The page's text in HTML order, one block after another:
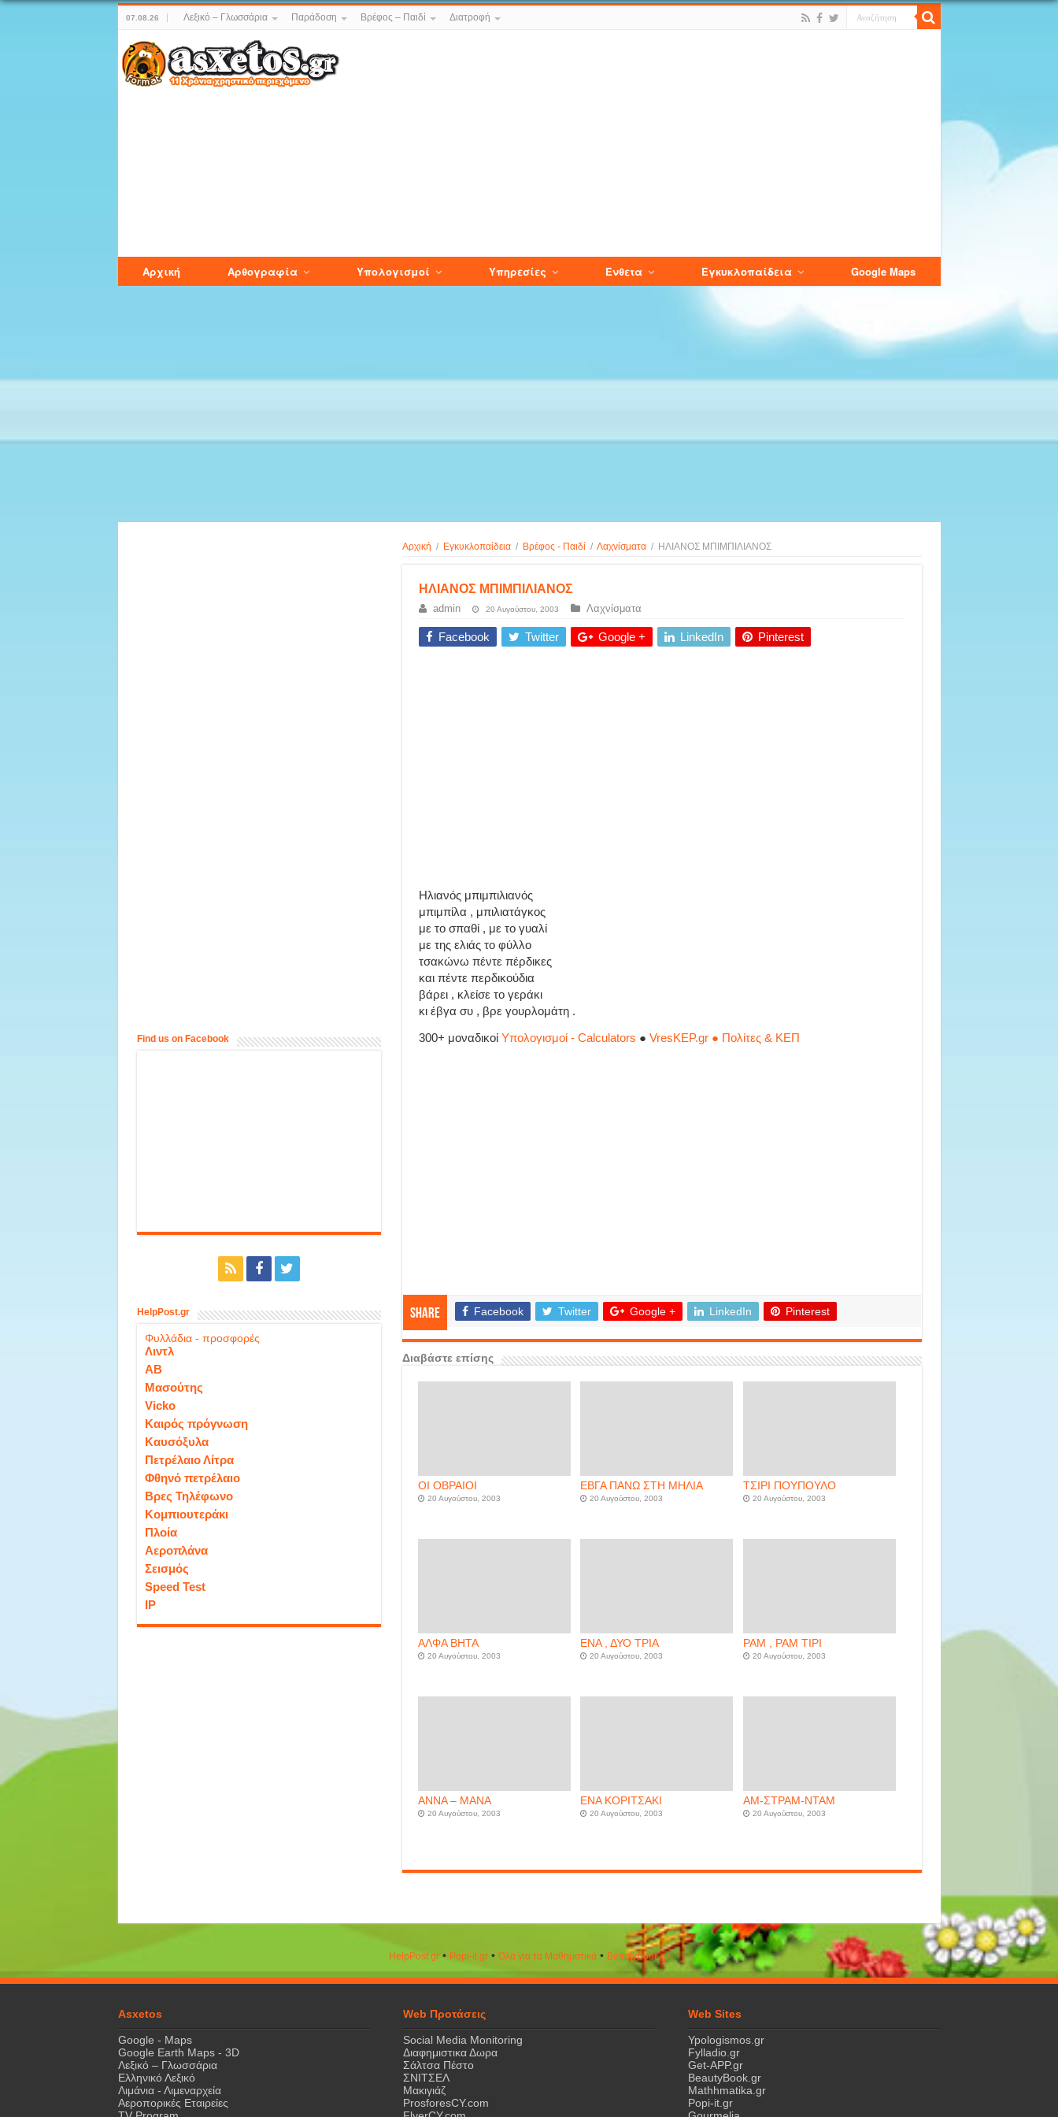
07.08.26 Λεξικό – Γλωσσάρια Παράδοση Βρέφος – Παιδί Διατροφή
Αρχική Αρθογραφία Υπολογισμοί Υπηρεσίες Ενθετα Εγκυκλοπαίδεια Google Maps
Αρχική / Εγκυκλοπαίδεια / Βρέφος - Παιδί / Λαχνίσματα / ΗΛΙΑΝΟΣ ΜΠΙΜΠΙΛΙΑΝΟΣ
ΗΛΙΑΝΟΣ ΜΠΙΜΠΙΛΙΑΝΟΣ
admin 20 Αυγούστου, 2003 Λαχνίσματα
Facebook Twitter Google + LinkedIn Pinterest
Ηλιανός μπιμπιλιανός
μπιμπίλα , μπιλιατάγκος
με το σπαθί , με το γυαλί
με της ελιάς το φύλλο
τσακώνω πέντε πέρδικες
και πέντε περδικούδια
βάρει , κλείσε το γεράκι
κι έβγα συ , βρε γουρλομάτη .
300+ μοναδικοί Υπολογισμοί - Calculators ● VresKEP.gr ● Πολίτες & ΚΕΠ
Share Facebook Twitter Google + LinkedIn Pinterest
Διαβάστε επίσης
ΟΙ ΟΒΡΑΙΟΙ
20 Αυγούστου, 2003
ΕΒΓΑ ΠΑΝΩ ΣΤΗ ΜΗΛΙΑ
20 Αυγούστου, 2003
ΤΣΙΡΙ ΠΟΥΠΟΥΛΟ
20 Αυγούστου, 2003
ΑΛΦΑ ΒΗΤΑ
20 Αυγούστου, 2003
ΕΝΑ , ΔΥΟ ΤΡΙΑ
20 Αυγούστου, 2003
ΡΑΜ , ΡΑΜ ΤΙΡΙ
20 Αυγούστου, 2003
ΑΝΝΑ – ΜΑΝΑ
20 Αυγούστου, 2003
ΕΝΑ ΚΟΡΙΤΣΑΚΙ
20 Αυγούστου, 2003
ΑΜ-ΣΤΡΑΜ-ΝΤΑΜ
20 Αυγούστου, 2003
Find us on Facebook
HelpPost.gr
Φυλλάδια - προσφορές
Λιντλ
ΑΒ
Μασούτης
Vicko
Καιρός πρόγνωση
Καυσόξυλα
Πετρέλαιο Λίτρα
Φθηνό πετρέλαιο
Βρες Τηλέφωνο
Κομπιουτεράκι
Πλοία
Αεροπλάνα
Σεισμός
Speed Test
IP
HelpPost.gr• Popi-it.gr•Όλα για τα Μαθηματικά• ΒeautyΒook.gr
Asxetos
Google - Maps
Google Earth Maps - 3D
Λεξικό – Γλωσσάρια
Ελληνικό Λεξικό
Λιμάνια - Λιμεναρχεία
Αεροπορικές Εταιρείες
Web Προτάσεις
Social Media Monitoring
Διαφημιστικα Δωρα
Σάλτσα Πέστο
ΣΝΙΤΣΕΛ
Μακιγιάζ
ProsforesCY.com
Web Sites
Ypologismos.gr
Fylladio.gr
Get-APP.gr
BeautyBook.gr
Mathhmatika.gr
Popi-it.gr